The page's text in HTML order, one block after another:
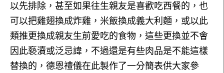
以先排除，甚至如果往生親友是喜歡吃西餐的，也
可以把雞翅換成炸雞，米飯換成義大利麵，或以此
類推更換成親友生前愛吃的食物，這些更換並不會
因此褻瀆或泛忌諱，不過還是有些肉品是不能這樣
替換的，德恩禮儀在此製作了一分簡表供大家參